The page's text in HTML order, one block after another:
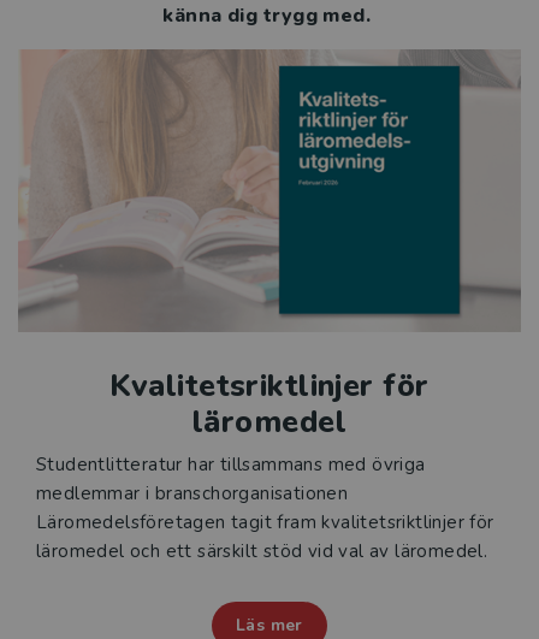
Kvalitetssäkrade läromedel
Kvalitetsriktlinjer för läromedel
Ett tryggt val för dig som undervisar
Kvalitet som märks i klassrummet
En favorit som håller – och fortsätter
Kunskap och upptäckarlust – med eleven i
Upphovsrätt och AI
Statsbidrag för inköp av läroböcker och
känna dig trygg med.
Kvalitetsriktlinjer för
läromedel
Studentlitteratur har tillsammans med övriga
medlemmar i branschorganisationen
Läromedelsföretagen tagit fram kvalitetsriktlinjer för
läromedel och ett särskilt stöd vid val av läromedel.
Läs mer